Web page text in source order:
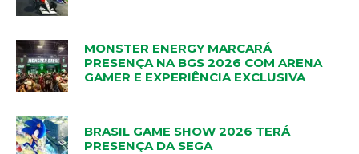
MONSTER ENERGY MARCARÁ
PRESENÇA NA BGS 2026 COM ARENA
GAMER E EXPERIÊNCIA EXCLUSIVA
BRASIL GAME SHOW 2026 TERÁ
PRESENÇA DA SEGA